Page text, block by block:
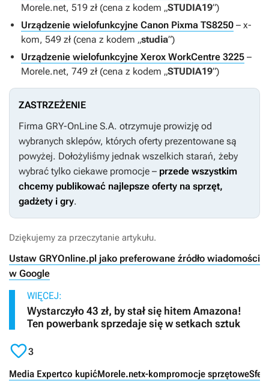
Morele.net, 519 zł (cena z kodem „STUDIA19”)
Urządzenie wielofunkcyjne Canon Pixma TS8250 – x-
kom, 549 zł (cena z kodem „studia”)
Urządzenie wielofunkcyjne Xerox WorkCentre 3225 –
Morele.net, 749 zł (cena z kodem „STUDIA19”)
ZASTRZEŻENIE
Firma GRY-OnLine S.A. otrzymuje prowizję od
wybranych sklepów, których oferty prezentowane są
powyżej. Dołożyliśmy jednak wszelkich starań, żeby
wybrać tylko ciekawe promocje – przede wszystkim
chcemy publikować najlepsze oferty na sprzęt,
gadżety i gry.
Dziękujemy za przeczytanie artykułu.
Ustaw GRYOnline.pl jako preferowane źródło wiadomości
w Google
WIĘCEJ:
Wystarczyło 43 zł, by stał się hitem Amazona!
Ten powerbank sprzedaje się w setkach sztuk
3
Media Expertco kupićMorele.netx-kompromocje sprzętowe